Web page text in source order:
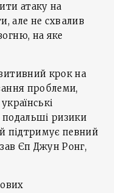
атаку на
але не схвалив
на яке
крок на
проблеми,
подальші ризики
підтримує певний
Єп Джун Ронг,